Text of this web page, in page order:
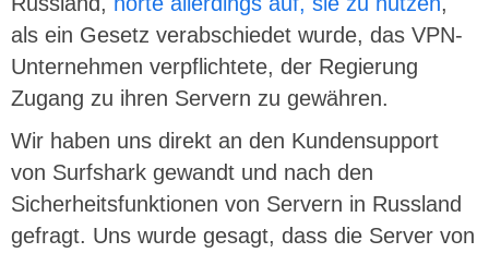
als ein Gesetz verabschiedet wurde, das VPN-
Unternehmen verpflichtete, der Regierung
Zugang zu ihren Servern zu gewähren.
Wir haben uns direkt an den Kundensupport
von Surfshark gewandt und nach den
Sicherheitsfunktionen von Servern in Russland
gefragt. Uns wurde gesagt, dass die Server von